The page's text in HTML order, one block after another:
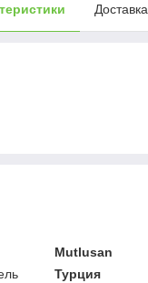
Доставка
Mutlusan
Турция